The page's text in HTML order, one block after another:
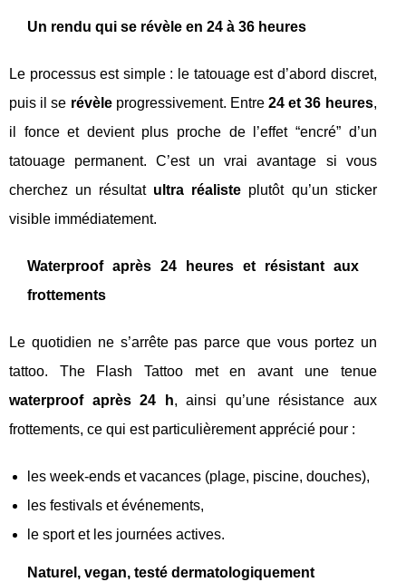
Un rendu qui se révèle en 24 à 36 heures
Le processus est simple : le tatouage est d’abord discret,
puis il se révèleprogressivement. Entre24 et 36 heures,
il fonce et devient plus proche de l’effet “encré” d’un
tatouage permanent. C’est un vrai avantage si vous
cherchez un résultat ultra réaliste plutôt qu’un sticker
visible immédiatement.
Waterproof après 24 heures et résistant aux
frottements
Le quotidien ne s’arrête pas parce que vous portez un
tattoo. The Flash Tattoo met en avant une tenue
waterproof après 24 h, ainsi qu’une résistance aux
frottements, ce qui est particulièrement apprécié pour :
les week-ends et vacances (plage, piscine, douches),
les festivals et événements,
le sport et les journées actives.
Naturel, vegan, testé dermatologiquement